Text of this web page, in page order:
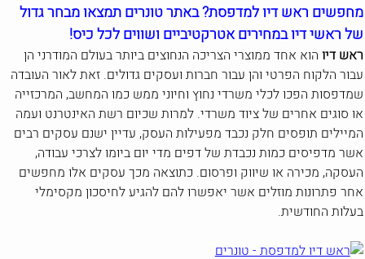
מחפשים ראש דיו למדפסת? באתר טונרים תמצאו מבחר גדול
של ראשי דיו במחירים אטרקטיביים ושווים לכל כיס!
ראש דיו הוא אחד ממוצרי הצריכה הנחוצים ביותר בעולם המודרני הן
עבור הלקוח הפרטי והן עבור חברות ועסקים גדולים. זאת לאור העובדה
שמדפסות הפכו לכלי משרדי נחוץ וחיוני ממש כמו המחשב, המרכזייה
או סוגים אחרים של ציוד משרדי. למרות שכיום רשת האינטרנט ועמה
המיילים תופסים חלק נכבד מפעילות העסק, עדיין ישנם עסקים רבים
אשר מדפיסים כמות נכבדת של דפים מדי יום ביומו לצרכי עבודה,
העסקה, מכירה או שיווק ופרסום. כתוצאה מכך עסקים אלו מחפשים
אחר פתרונות מוזלים אשר יאפשרו להם להגיע לחיסכון מקסימלי
בעלות החודשית.